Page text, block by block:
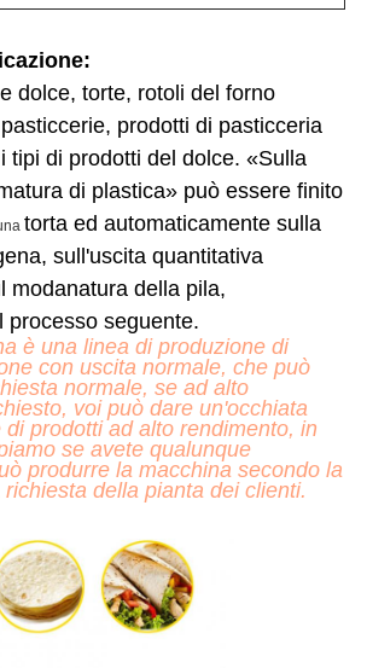
dolce, torte, rotoli del forno
prodotti di pasticceria
tipi di prodotti del dolce. «Sulla
di plastica» può essere finito
torta ed automaticamente sulla
sull'uscita quantitativa
modanatura della pila,
processo seguente.
è una linea di produzione di
con uscita normale, che può
normale, se ad alto
voi può dare un'occhiata
prodotti ad alto rendimento, in
se avete qualunque
produrre la macchina secondo la
della piantadei clienti.